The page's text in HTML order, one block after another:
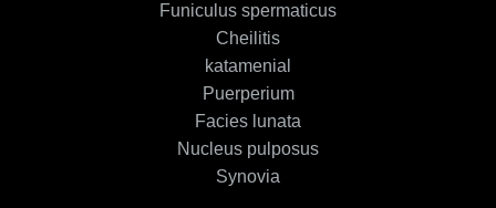
Funiculus spermaticus
Cheilitis
katamenial
Puerperium
Facies lunata
Nucleus pulposus
Synovia